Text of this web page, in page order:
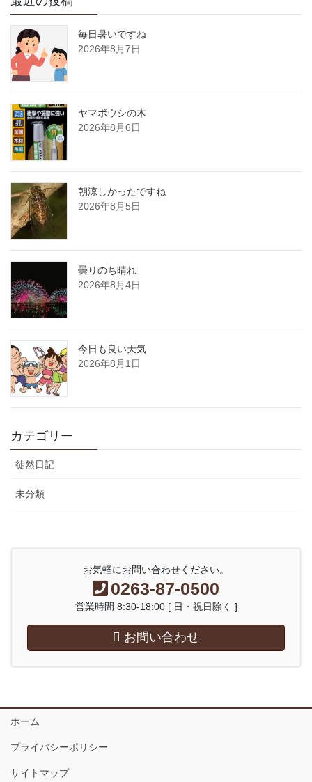
毎日暑いですね
2026年8月7日
ヤマボウシの木
2026年8月6日
朝涼しかったですね
2026年8月5日
曇りのち晴れ
2026年8月4日
今日も良い天気
2026年8月1日
カテゴリー
徒然日記
未分類
お気軽にお問い合わせください。
0263-87-0500
営業時間 8:30-18:00 [ 日・祝日除く ]
お問い合わせ
ホーム
プライバシーポリシー
サイトマップ